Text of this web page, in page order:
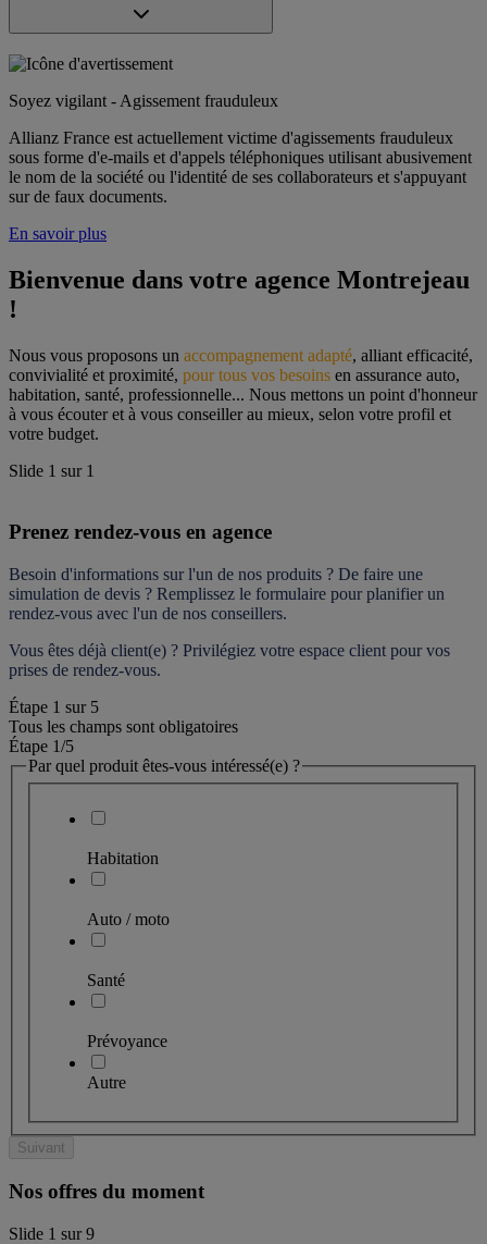
Soyez vigilant - Agissement frauduleux
Allianz France est actuellement victime d'agissements frauduleux
sous forme d'e-mails et d'appels téléphoniques utilisant abusivement
le nom de la société ou l'identité de ses collaborateurs et s'appuyant
sur de faux documents.
En savoir plus
Bienvenue dans votre agence Montrejeau
!
Nous vous proposons un accompagnement adapté, alliant efficacité,
convivialité et proximité, pour tous vos besoins en assurance auto,
habitation, santé, professionnelle... Nous mettons un point d'honneur
à vous écouter et à vous conseiller au mieux, selon votre profil et
votre budget.
Slide 1 sur 1
Prenez rendez-vous en agence
Besoin d'informations sur l'un de nos produits ? De faire une
simulation de devis ? Remplissez le formulaire pour planifier un
rendez-vous avec l'un de nos conseillers.
Vous êtes déjà client(e) ? Privilégiez votre espace client pour vos
prises de rendez-vous.
Étape 1 sur 5
Tous les champs sont obligatoires
Étape 1/5
Par quel produit êtes-vous intéressé(e) ?
Habitation
Auto / moto
Santé
Prévoyance
Autre
Suivant
Nos offres du moment
Slide 1 sur9